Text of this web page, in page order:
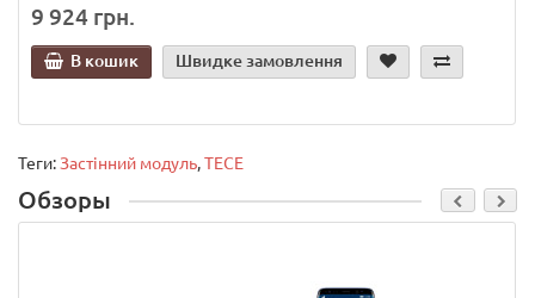
9 924 грн.
В кошик Швидке замовлення
Теги:Застінний модуль,TECE
Обзоры